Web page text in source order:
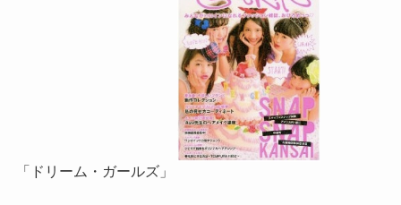
「ドリーム・ガールズ」